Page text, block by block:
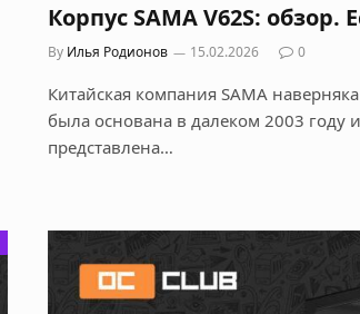
Корпус SAMA V62S: обзор.
By Илья Родионов 15.02.2026 0
Китайская компания SAMA
была основана в далеком 2003
представлена…